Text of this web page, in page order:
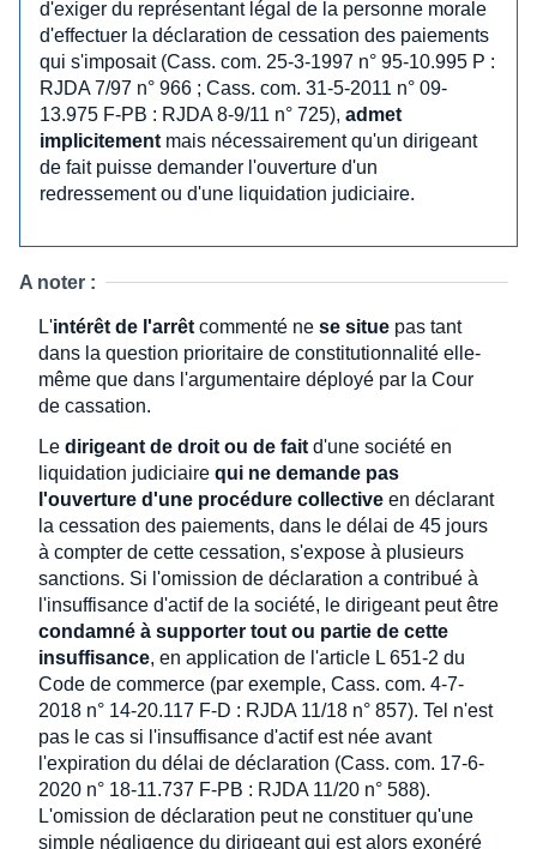
d'exiger du représentant légal de la personne morale
d'effectuer la déclaration de cessation des paiements
qui s'imposait (Cass. com. 25-3-1997 n° 95-10.995 P :
RJDA 7/97 n° 966 ; Cass. com. 31-5-2011 n° 09-
13.975 F-PB : RJDA 8-9/11 n° 725), admet
implicitement mais nécessairement qu'un dirigeant
de fait puisse demander l'ouverture d'un
redressement ou d'une liquidation judiciaire.
A noter :
L'intérêt de l'arrêt commenté ne se situe pas tant
dans la question prioritaire de constitutionnalité elle-
même que dans l'argumentaire déployé par la Cour
de cassation.
Le dirigeant de droit ou de fait d'une société en
liquidation judiciaire qui ne demande pas
l'ouverture d'une procédure collective en déclarant
la cessation des paiements, dans le délai de 45 jours
à compter de cette cessation, s'expose à plusieurs
sanctions. Si l'omission de déclaration a contribué à
l'insuffisance d'actif de la société, le dirigeant peut être
condamné à supporter tout ou partie de cette
insuffisance, en application de l'article L 651-2 du
Code de commerce (par exemple, Cass. com. 4-7-
2018 n° 14-20.117 F-D : RJDA 11/18 n° 857). Tel n'est
pas le cas si l'insuffisance d'actif est née avant
l'expiration du délai de déclaration (Cass. com. 17-6-
2020 n° 18-11.737 F-PB : RJDA 11/20 n° 588).
L'omission de déclaration peut ne constituer qu'une
simple négligence du dirigeant qui est alors exonéré